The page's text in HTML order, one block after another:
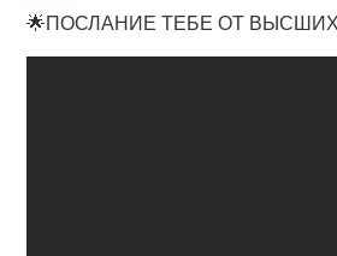
🌟ПОСЛАНИЕ ТЕБЕ ОТ